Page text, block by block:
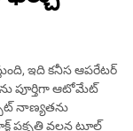
ఇది కనీస ఆపరేటర్
పూర్తిగా ఆటోమేట్
నాణ్యతను
ప్రకృతి వలన టూల్